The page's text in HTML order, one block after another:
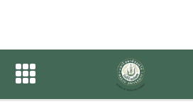
ข่าวสารกิจกรรม